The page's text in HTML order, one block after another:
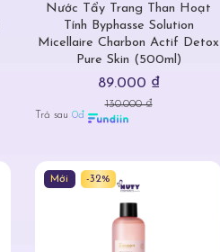
Nước Tẩy Trang Than Hoạt
Tính Byphasse Solution
Micellaire Charbon Actif Detox
Pure Skin (500ml)
89.000 ₫
130.000 ₫
Trả sau 0đ
Mới -32%